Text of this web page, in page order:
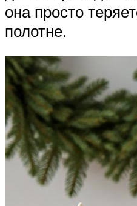
она просто
полотне.